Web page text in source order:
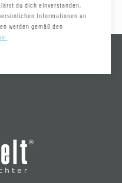
du dich einverstanden,
Informationen an
werden gemäß den